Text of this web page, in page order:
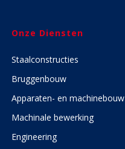
Onze Diensten
Staalconstructies
Bruggenbouw
Apparaten- en machinebouw
Machinale bewerking
Engineering